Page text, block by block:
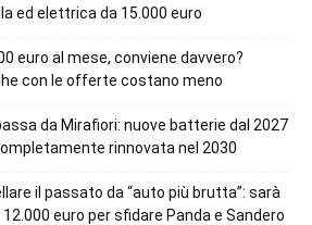
ed elettrica da 15.000 euro
euro al mese, conviene davvero?
con le offerte costano meno
da Mirafiori: nuove batterie dal 2027
rinnovata nel 2030
il passato da “auto più brutta”: sarà
euro per sfidare Panda e Sandero